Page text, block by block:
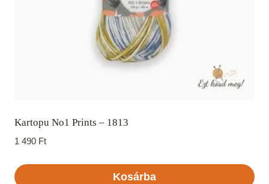
Kartopu No1 Prints – 1813
1 490 Ft
Kosárba